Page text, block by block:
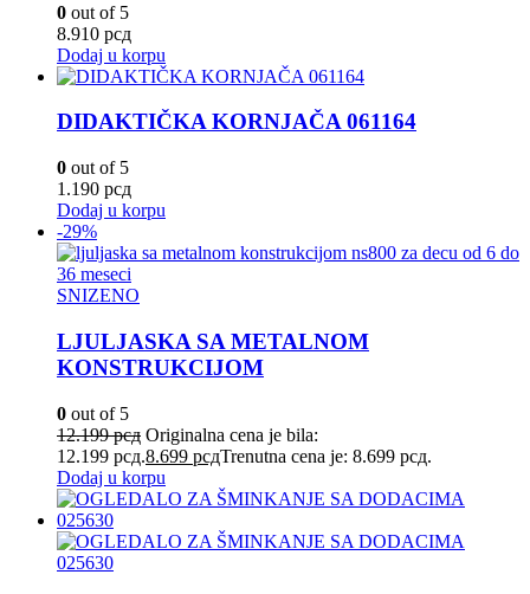
0 out of 5
8.910 рсд
Dodaj u korpu
DIDAKTIČKA KORNJAČA 061164
0 out of 5
1.190 рсд
Dodaj u korpu
-29%
SNIZENO
LJULJASKA SA METALNOM
KONSTRUKCIJOM
0 out of 5
12.199рсд Originalna cena je bila:
12.199 рсд.8.699 рсдTrenutna cena je: 8.699 рсд.
Dodaj u korpu